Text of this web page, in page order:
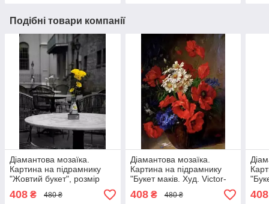
Подібні товари компанії
Діамантова мозаїка.
Картина на підрамнику
"Жовтий букет", розмір
40х30 см
408 ₴ 480 ₴
Діамантова мозаїка.
Картина на підрамнику
"Букет маків. Худ. Victor-
Leopold Berthier", розмір
40х30 см
408₴ 480 ₴ 408